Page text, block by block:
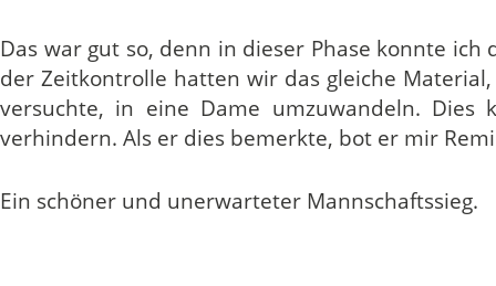
Das war gut so, denn in dieser Phase konnte
der Zeitkontrolle hatten wir das gleiche
versuchte, in eine Dame umzuwandeln.
verhindern. Als er dies bemerkte, bot er mir
Ein schöner und unerwarteter Mannschaftssieg.